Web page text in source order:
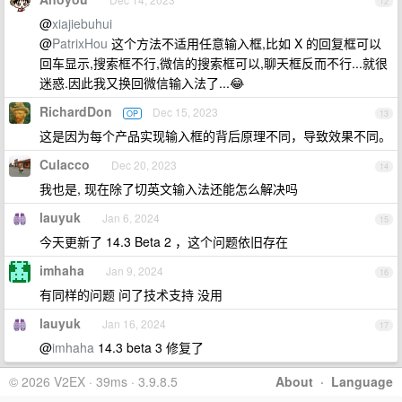
@xiajiebuhui
@PatrixHou 这个方法不适用任意输入框,比如 X 的回复框可以
回车显示,搜索框不行,微信的搜索框可以,聊天框反而不行...就很
迷惑.因此我又换回微信输入法了...😂
13
RichardDon OP Dec 15, 2023
这是因为每个产品实现输入框的背后原理不同，导致效果不同。
14
Culacco Dec 20, 2023
我也是, 现在除了切英文输入法还能怎么解决吗
15
lauyuk Jan 6, 2024
今天更新了 14.3 Beta 2 ，这个问题依旧存在
16
imhaha Jan 9, 2024
有同样的问题 问了技术支持 没用
17
lauyuk Jan 16, 2024
@imhaha 14.3 beta 3 修复了
About · Language
© 2026 V2EX · 39ms · 3.9.8.5